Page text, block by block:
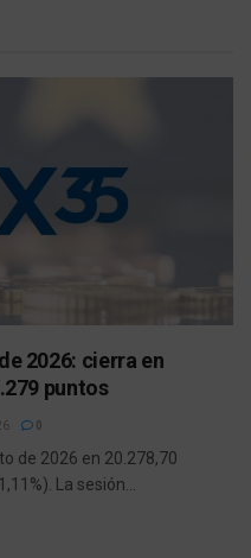
2026: cierra en
puntos
de 2026 en 20.278,70
La sesión...